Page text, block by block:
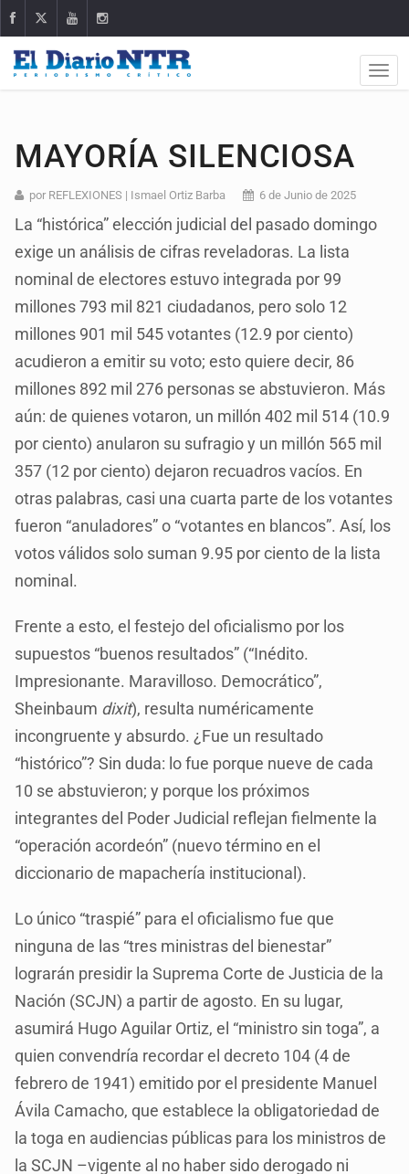
MAYORÍA SILENCIOSA
por REFLEXIONES | Ismael Ortiz Barba 6 de Junio de 2025
La “histórica” elección judicial del pasado domingo
exige un análisis de cifras reveladoras. La lista
nominal de electores estuvo integrada por 99
millones 793 mil 821 ciudadanos, pero solo 12
millones 901 mil 545 votantes (12.9 por ciento)
acudieron a emitir su voto; esto quiere decir, 86
millones 892 mil 276 personas se abstuvieron. Más
aún: de quienes votaron, un millón 402 mil 514 (10.9
por ciento) anularon su sufragio y un millón 565 mil
357 (12 por ciento) dejaron recuadros vacíos. En
otras palabras, casi una cuarta parte de los votantes
fueron “anuladores” o “votantes en blancos”. Así, los
votos válidos solo suman 9.95 por ciento de la lista
nominal.
Frente a esto, el festejo del oficialismo por los
supuestos “buenos resultados” (“Inédito.
Impresionante. Maravilloso. Democrático”,
Sheinbaum dixit), resulta numéricamente
incongruente y absurdo. ¿Fue un resultado
“histórico”? Sin duda: lo fue porque nueve de cada
10 se abstuvieron; y porque los próximos
integrantes del Poder Judicial reflejan fielmente la
“operación acordeón” (nuevo término en el
diccionario de mapachería institucional).
Lo único “traspié” para el oficialismo fue que
ninguna de las “tres ministras del bienestar”
lograrán presidir la Suprema Corte de Justicia de la
Nación (SCJN) a partir de agosto. En su lugar,
asumirá Hugo Aguilar Ortiz, el “ministro sin toga”, a
quien convendría recordar el decreto 104 (4 de
febrero de 1941) emitido por el presidente Manuel
Ávila Camacho, que establece la obligatoriedad de
la toga en audiencias públicas para los ministros de
la SCJN –vigente al no haber sido derogado ni